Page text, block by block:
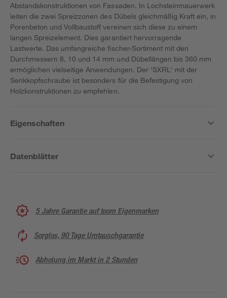
Abstandskonstruktionen von Fassaden. In Lochsteinmauerwerk
leiten die zwei Spreizzonen des Dübels gleichmäßig Kraft ein, in
Porenbeton und Vollbaustoff vereinen sich diese zu einem
langen Spreizelement. Dies garantiert hervorragende
Lastwerte. Das umfangreiche fischer-Sortiment mit den
Durchmessern 8, 10 und 14 mm und Dübellängen bis 360 mm
ermöglichen vielseitige Anwendungen. Der 'SXRL' mit der
Senkkopfschraube ist besonders für die Befestigung von
Holzkonstruktionen zu empfehlen.
Eigenschaften
Datenblätter
5 Jahre Garantie auf toom Eigenmarken
Sorglos, 90 Tage Umtauschgarantie
Abholung im Markt in 2 Stunden